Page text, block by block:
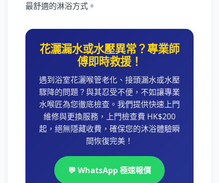
最舒適的淋浴方式。
花灑漏水或水壓異常？專業師
傅即時救援！
遇到浴室花灑喉管老化、接頭漏水或水壓
驟降的問題？與其忍受不便，不如讓專業
水喉匠為您徹底檢查。我們提供快速上門
維修與更換服務，上門檢查費 HK$200
起，絕無隱藏收費，確保您的沐浴體驗瞬
間恢復完美！
💬 WhatsApp 極速報價